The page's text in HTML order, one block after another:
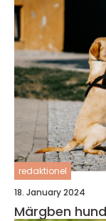
redaktionel
18. January 2024